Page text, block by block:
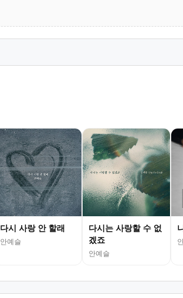
다시 사랑 안 할래
안예슬
다시는 사랑할 수 없
겠죠
안예슬